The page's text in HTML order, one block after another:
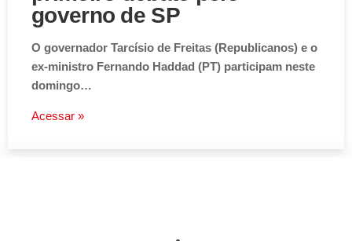
governo de SP
O governador Tarcísio de Freitas (Republicanos) e o
ex-ministro Fernando Haddad (PT) participam neste
domingo…
Acessar »